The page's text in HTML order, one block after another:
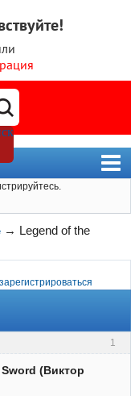
→ Legend of the
зарегистрироваться
1
(Виктор